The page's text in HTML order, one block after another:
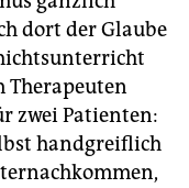
dort der Glaube
Therapeuten
zwei Patienten:
handgreiflich